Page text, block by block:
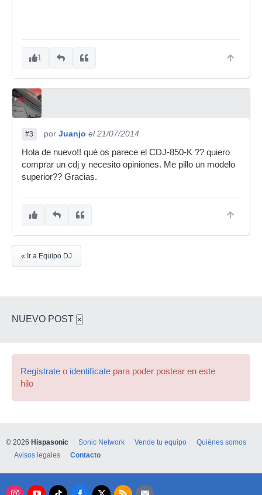
1
#3 por Juanjo el 21/07/2014
Hola de nuevo!! qué os parece el CDJ-850-K ?? quiero
comprar un cdj y necesito opiniones. Me pillo un modelo
superior?? Gracias.
« Ir a Equipo DJ
NUEVO POST ×
Regístrate o identifícate para poder postear en este
hilo
© 2026 Hispasonic Sonic Network Vende tu equipo
Quiénes somos
Avisos legales
Contacto